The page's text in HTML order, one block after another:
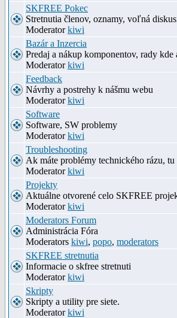
SKFREE Pokec
Stretnutia členov, oznamy, voľná
Moderatorkiwi
Bazár a Inzercia
Predaj a nákup komponentov, rady
Moderatorkiwi
Feedback
Návrhy a postrehy k nášmu webu
Moderatorkiwi
Software
Software, SW problemy
Moderatorkiwi
Troubleshooting
Ak máte problémy technického rázu,
Moderatorkiwi
Projekty
Aktuálne otvorené celo SKFREE
Moderatorkiwi
Moderators Forum
Administrácia Fóra
Moderators kiwi, popo, moderators
SKFREE stretnutia
Informacie o skfree stretnuti
Moderatorkiwi
Skripty
Skripty a utility pre siete.
Moderatorkiwi